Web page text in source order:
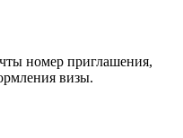
номер приглашения,
визы.